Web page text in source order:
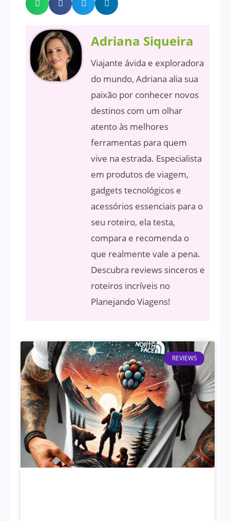
Adriana Siqueira
Viajante ávida e exploradora
do mundo, Adriana alia sua
paixão por conhecer novos
destinos com um olhar
atento às melhores
ferramentas para quem
vive na estrada. Especialista
em produtos de viagem,
gadgets tecnológicos e
acessórios essenciais para o
seu roteiro, ela testa,
compara e recomenda o
que realmente vale a pena.
Descubra reviews sinceros e
roteiros incríveis no
Planejando Viagens!
REVIEWS